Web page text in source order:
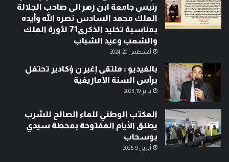
رئيس جامعة ابن زهر إلى صاحب الجلالة
الملك محمد السادس نصره الله وأيده
بمناسبة تخليد الذكرى71 لثورة الملك
والشعب وعيد الشباب
أغسطس 20, 2024
بالفيديو : ملتقى إغير ن ؤكادير تحتفل
برأس السنة الأمازيغية
يناير 19, 2023
المكتب الوطني للماء الصالح للشرب
يطلق الأيام المفتوحة بمحطة سيدي
بوسحاب
أبريل 9, 2026